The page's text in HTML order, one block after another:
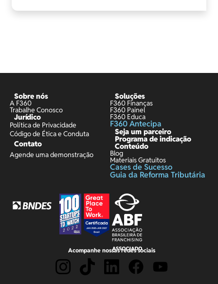
Sobre nós
A F360
Trabalhe Conosco
Jurídico
Política de Privacidade
Código de Ética e Conduta
Contato
Agende uma demonstração
Soluções
F360 Finanças
F360 Painel
F360 Educa
F360 Antecipa
Seja um parceiro
Programa de indicação
Conteúdo
Blog
Materiais Gratuitos
Cases de Sucesso
Guia da Reforma Tributária
Acompanhe nossas redes sociais